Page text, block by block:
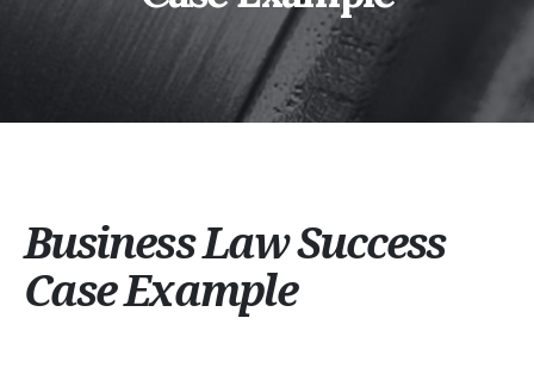
Business Law Success
Case Example